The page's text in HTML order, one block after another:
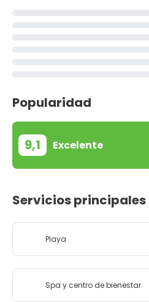
Popularidad
9,1 Excelente
Servicios principales
Playa
Spa y centro de bienestar